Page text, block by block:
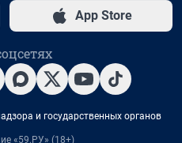
App Store
и государственных органов
«59.РУ» (18+)